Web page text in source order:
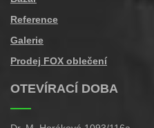
Reference
Galerie
Prodej FOX oblečení
OTEVÍRACÍ DOBA